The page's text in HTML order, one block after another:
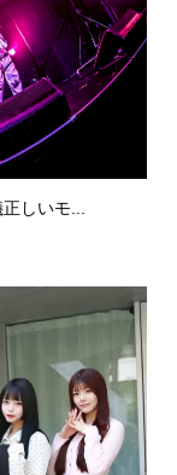
しいモ...